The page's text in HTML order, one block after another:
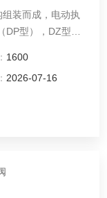
装而成，电动执
型），DZ型直
流通能力大，压
产品可广泛应用
流量、放散等使
蝶阀,非密封型
1600
2026-07-16